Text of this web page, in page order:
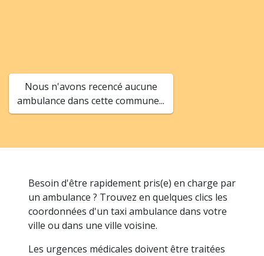
Nous n'avons recencé aucune
ambulance dans cette commune...
Besoin d'être rapidement pris(e) en charge par
un ambulance ? Trouvez en quelques clics les
coordonnées d'un taxi ambulance dans votre
ville ou dans une ville voisine.
Les urgences médicales doivent être traitées